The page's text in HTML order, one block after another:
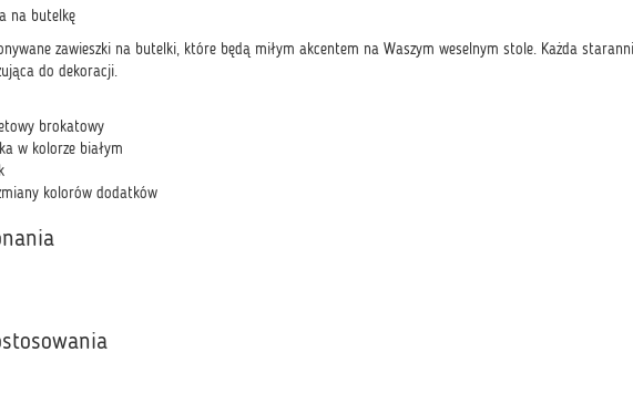
na butelkę
zawieszki na butelki, które będą miłym akcentem na Waszym weselnym stole. Każda
do dekoracji.
brokatowy
w kolorze białym
kolorów dodatków